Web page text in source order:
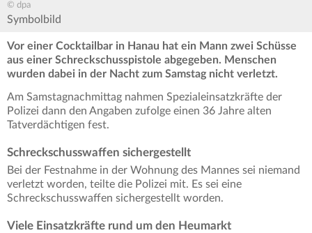
© dpa
Symbolbild
Vor einer Cocktailbar in Hanau hat ein Mann zwei Schüsse
aus einer Schreckschusspistole abgegeben. Menschen
wurden dabei in der Nacht zum Samstag nicht verletzt.
Am Samstagnachmittag nahmen Spezialeinsatzkräfte der
Polizei dann den Angaben zufolge einen 36 Jahre alten
Tatverdächtigen fest.
Schreckschusswaffen sichergestellt
Bei der Festnahme in der Wohnung des Mannes sei niemand
verletzt worden, teilte die Polizei mit. Es sei eine
Schreckschusswaffen sichergestellt worden.
Viele Einsatzkräfte rund um den Heumarkt